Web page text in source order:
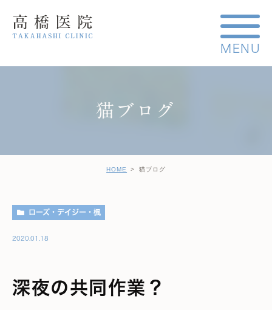
猫ブログ
HOME 猫ブログ
ローズ・デイジー・楓
2020.01.18
深夜の共同作業？